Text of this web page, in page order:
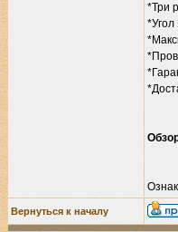
*Три
*Угол
Вернуться к началу